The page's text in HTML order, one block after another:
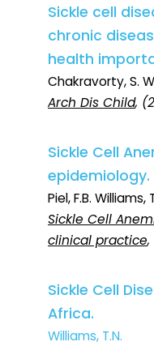
Sickle cell
chronic
health
Chakravorty, S.
Arch Dis Child,
Sickle Cell
epidemiology.
Piel, F.B. Williams,
Sickle Cell
clinical practice,
Sickle Cell
Africa.
Williams, T.N.